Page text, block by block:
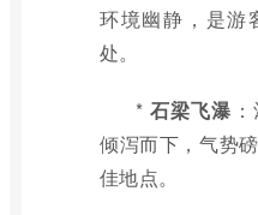
环境幽静，是游
处。
* 石梁飞瀑
倾泻而下，气势
佳地点。